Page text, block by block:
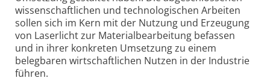
wissenschaftlichen und technologischen Arbeiten
sollen sich im Kern mit der Nutzung und Erzeugung
von Laserlicht zur Materialbearbeitung befassen
und in ihrer konkreten Umsetzung zu einem
belegbaren wirtschaftlichen Nutzen in der Industrie
führen.